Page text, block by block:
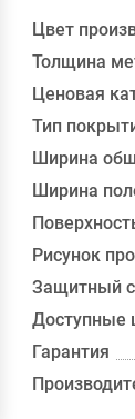
Цвет
Толщина
Ценовая
Тип
Ширина
Ширина
Рисунок
Защитный
Доступные
Гарантия